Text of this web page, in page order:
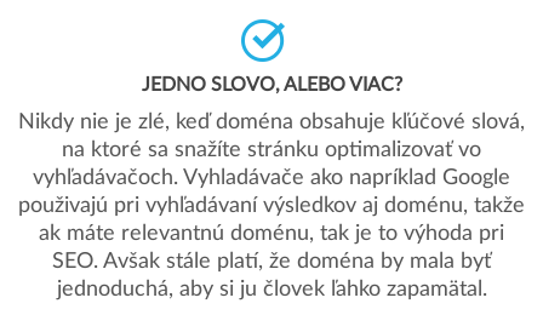
JEDNO SLOVO, ALEBO VIAC?
Nikdy nie je zlé, keď doména obsahuje kľúčové slová,
na ktoré sa snažíte stránku optimalizovať vo
vyhľadávačoch. Vyhladávače ako napríklad Google
použivajú pri vyhľadávaní výsledkov aj doménu, takže
ak máte relevantnú doménu, tak je to výhoda pri
SEO. Avšak stále platí, že doména by mala byť
jednoduchá, aby si ju človek ľahko zapamätal.